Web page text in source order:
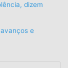
dizem
e